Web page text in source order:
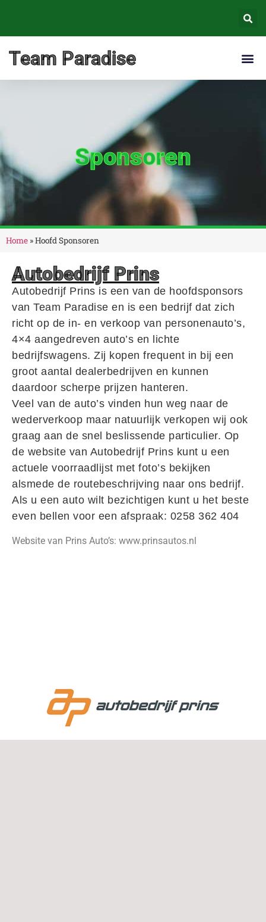
Team Paradise
Sponsoren
Home »Hoofd Sponsoren
Autobedrijf Prins
Autobedrijf Prins is een van de hoofdsponsors
van Team Paradise en is een bedrijf dat zich
richt op de in- en verkoop van personenauto’s,
4×4 aangedreven auto’s en lichte
bedrijfswagens. Zij kopen frequent in bij een
groot aantal dealerbedrijven en kunnen
daardoor scherpe prijzen hanteren.
Veel van de auto’s vinden hun weg naar de
wederverkoop maar natuurlijk verkopen wij ook
graag aan de snel beslissende particulier. Op
de website van Autobedrijf Prins kunt u een
actuele voorraadlijst met foto’s bekijken
alsmede de routebeschrijving naar ons bedrijf.
Als u een auto wilt bezichtigen kunt u het beste
even bellen voor een afspraak: 0258 362 404
Website van Prins Auto’s: www.prinsautos.nl